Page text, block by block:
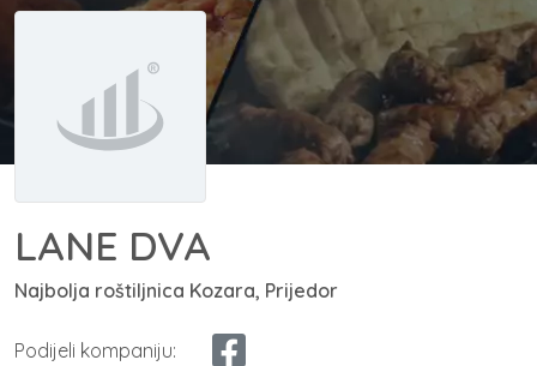
LANE DVA
Najbolja roštiljnica Kozara, Prijedor
Podijeli kompaniju: